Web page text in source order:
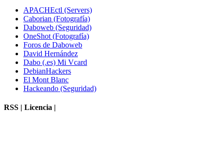
APACHEctl (Servers)
Caborian (Fotografía)
Daboweb (Seguridad)
OneShot (Fotografía)
Foros de Daboweb
David Hernández
Dabo (.es) Mi Vcard
DebianHackers
El Mont Blanc
Hackeando (Seguridad)
RSS | Licencia |